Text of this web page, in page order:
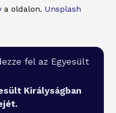
a oldalon. Unsplash
fel az Egyesült
Királyságban